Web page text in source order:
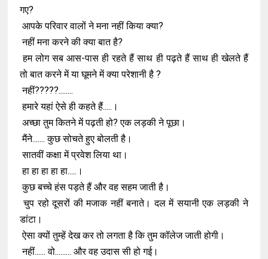
गए?
आपके परिवार वालों ने मना नहीं किया क्या?
नहीं मना करने की क्या बात है?
हम लोग सब आस-पास ही रहते हैं साथ ही पढ़ते हैं साथ ही खेलते हैं
तो बात करने में या घूमने में क्या परेशानी है ?
नहीं?????........
हमारे यहां ऐसे ही कहते हैं.....।
अच्छा तुम कितने में पढ़ती हो? एक लड़की ने पूछा।
मैंने....... कुछ सोचते हुए बोलती है।
सातवीं कक्षा में प्रवेश लिया था।
हा हा हा हा हा.....।
कुछ बच्चे हंस पड़ते हैं और वह सहम जाती है।
चुप रहो दूसरों की मजाक नहीं बनाते। दल में सयानी एक लड़की ने
डांटा।
ऐसा क्यों तुम्हें देख कर तो लगता है कि तुम कॉलेज जाती होगी।
नहीं...... वो......... और वह उदास सी हो गई।